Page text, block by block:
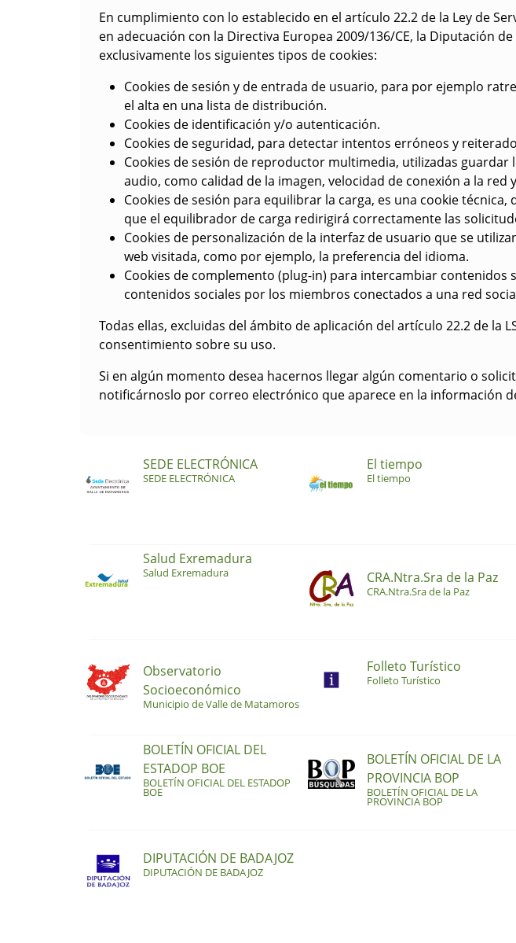
En cumplimiento con lo establecido en el artículo 22.2 de la Ley de
en adecuación con la Directiva Europea 2009/136/CE, la Diputación
exclusivamente los siguientes tipos de cookies:
Cookies de sesión y de entrada de usuario, para por ejemplo
el alta en una lista de distribución.
Cookies de identificación y/o autenticación.
Cookies de seguridad, para detectar intentos erróneos y
Cookies de sesión de reproductor multimedia, utilizadas
audio, como calidad de la imagen, velocidad de conexión a la
Cookies de sesión para equilibrar la carga, es una cookie
que el equilibrador de carga redirigirá correctamente las
Cookies de personalización de la interfaz de usuario que se
web visitada, como por ejemplo, la preferencia del idioma.
Cookies de complemento (plug-in) para intercambiar
contenidos sociales por los miembros conectados a una red
Todas ellas, excluidas del ámbito de aplicación del artículo 22.2 de la
consentimiento sobre su uso.
Si en algún momento desea hacernos llegar algún comentario o
notificárnoslo por correo electrónico que aparece en la información
SEDE ELECTRÓNICA
SEDE ELECTRÓNICA
El tiempo
El tiempo
Salud Exremadura
Salud Exremadura CRA.Ntra.Sra de la Paz
CRA.Ntra.Sra de la Paz
Observatorio
Socioeconómico
Municipio de Valle de Matamoros
Folleto Turístico
Folleto Turístico
BOLETÍN OFICIAL DEL
ESTADOP BOE
BOLETÍN OFICIAL DEL ESTADOP
BOE
BOLETÍN OFICIAL DE LA
PROVINCIA BOP
BOLETÍN OFICIAL DE LA
PROVINCIA BOP
DIPUTACIÓN DE BADAJOZ
DIPUTACIÓN DE BADAJOZ